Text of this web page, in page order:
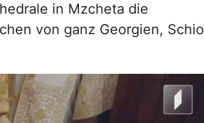
in Mzcheta die
von ganz Georgien, Schio